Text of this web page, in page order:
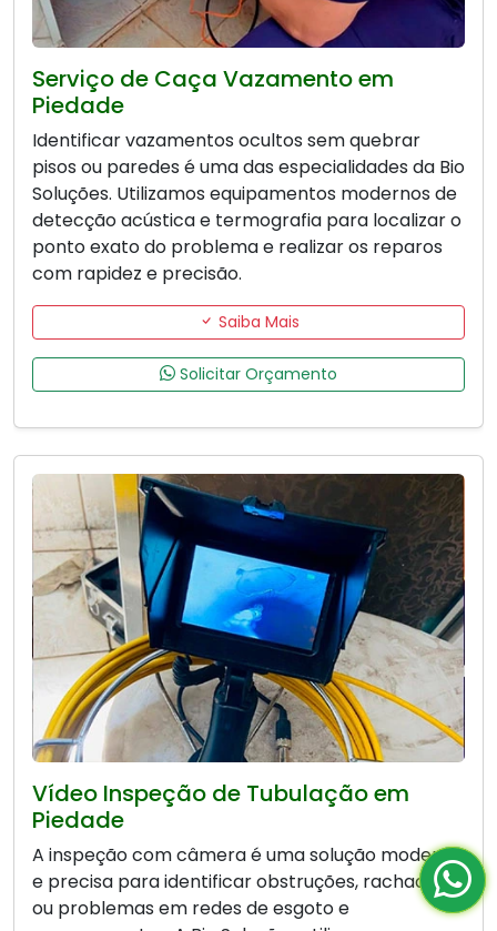
Serviço de Caça Vazamento em
Piedade
Identificar vazamentos ocultos sem quebrar
pisos ou paredes é uma das especialidades da Bio
Soluções. Utilizamos equipamentos modernos de
detecção acústica e termografia para localizar o
ponto exato do problema e realizar os reparos
com rapidez e precisão.
Saiba Mais
Solicitar Orçamento
Vídeo Inspeção de Tubulação em
Piedade
A inspeção com câmera é uma solução moderna
e precisa para identificar obstruções, rachaduras
ou problemas em redes de esgoto e